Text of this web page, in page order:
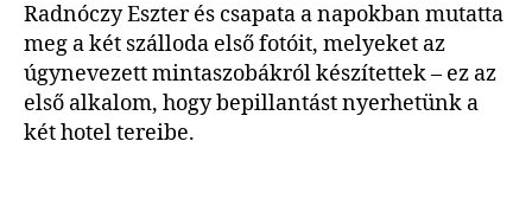
Radnóczy Eszter és csapata a napokban mutatta
meg a két szálloda első fotóit, melyeket az
úgynevezett mintaszobákról készítettek – ez az
első alkalom, hogy bepillantást nyerhetünk a
két hotel tereibe.